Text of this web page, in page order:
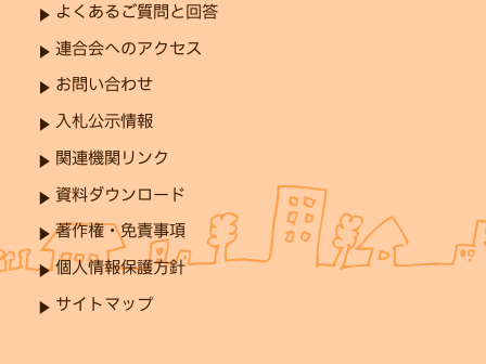
よくあるご質問と回答
連合会へのアクセス
お問い合わせ
入札公示情報
関連機関リンク
資料ダウンロード
著作権・免責事項
個人情報保護方針
サイトマップ